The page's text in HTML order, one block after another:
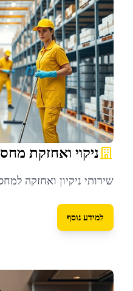
ניקוי ואחזקת
שירותי ניקיון ואחזקה
למידע נוסף